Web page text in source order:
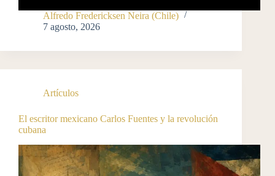
Alfredo Fredericksen Neira (Chile)
7 agosto, 2026
Artículos
El escritor mexicano Carlos Fuentes y la revolución
cubana